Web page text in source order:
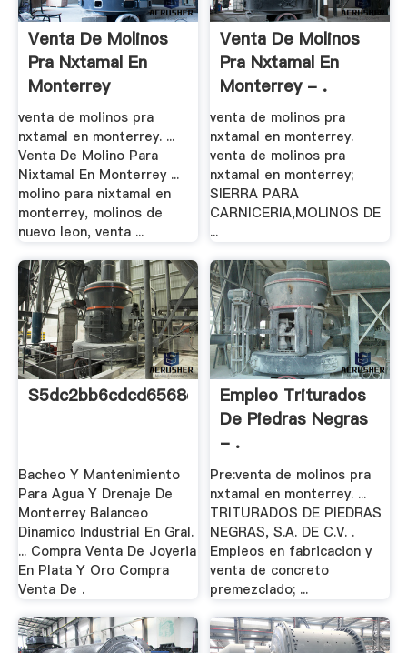
Venta De Molinos
Pra Nxtamal En
Monterrey
venta de molinos pra
nxtamal en monterrey. ...
Venta De Molino Para
Nixtamal En Monterrey ...
molino para nixtamal en
monterrey, molinos de
nuevo leon, venta ...
Venta De Molinos
Pra Nxtamal En
Monterrey - .
venta de molinos pra
nxtamal en monterrey.
venta de molinos pra
nxtamal en monterrey;
SIERRA PARA
CARNICERIA,MOLINOS DE
...
S5dc2bb6cdcd6568d.jimcontent
Bacheo Y Mantenimiento
Para Agua Y Drenaje De
Monterrey Balanceo
Dinamico Industrial En Gral.
... Compra Venta De Joyeria
En Plata Y Oro Compra
Venta De .
Empleo Triturados
De Piedras Negras
- .
Pre:venta de molinos pra
nxtamal en monterrey. ...
TRITURADOS DE PIEDRAS
NEGRAS, S.A. DE C.V. .
Empleos en fabricacion y
venta de concreto
premezclado; ...